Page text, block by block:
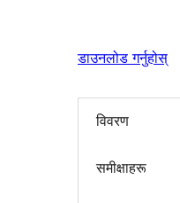
डाउनलोड गर्नुहोस्
विवरण
समीक्षाहरू